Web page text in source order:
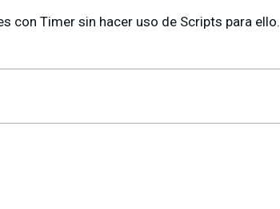
con Timer sin hacer uso de Scripts para ello.